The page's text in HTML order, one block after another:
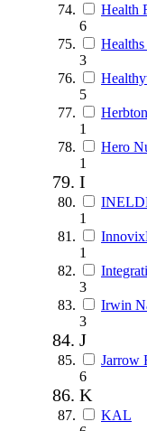
Health
6
3
5
1
Hero
1
I
1
1
3
Irwin
3
J
Jarrow
6
K
KAL